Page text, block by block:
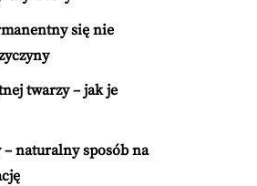
się nie
twarzy – jak je
naturalny sposób na